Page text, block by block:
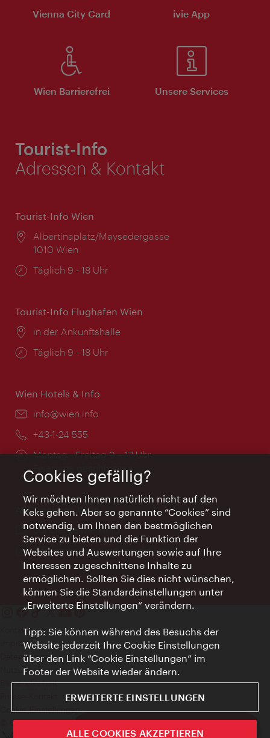
ivie - Die offizielle City Guide App
Vienna City Card ivie App
Wien Barrierefrei Unsere Services
Tourist-Info
Adressen & Kontakt
Tourist-Info Wien
Ort:
Albertinaplatz/Maysedergasse
1010 Wien
Öffnungszeiten:
Täglich 9 - 18 Uhr
Tourist-Info Flughafen Wien
Ort:
in der Ankunftshalle
Öffnungszeiten:
Täglich 9 - 18 Uhr
Wien Hotels & Info
Email:
info@wien.info
Telefon:
+43-1-24 555
Öffnungszeiten:
Montag - Freitag 9 – 17 Uhr
Feiertags geschlossen
AI Concierge Wien
Ort:
concierge.wien.info
Öffnungszeiten:
Informationen rund um die Uhr
Kontakt
Impressum
Datenschutz
Nutzungsbedingungen
Barrierefreiheit
Cookie Einstellungen
© Copyright WienTourismus
Cookies gefällig?
Wir möchten Ihnen natürlich nicht auf den
Keks gehen. Aber so genannte “Cookies” sind
notwendig, um Ihnen den bestmöglichen
Service zu bieten und die Funktion der
Websites und Auswertungen sowie auf Ihre
Interessen zugeschnittene Inhalte zu
ermöglichen. Sollten Sie dies nicht wünschen,
können Sie die Standardeinstellungen unter
„Erweiterte Einstellungen“ verändern.
Tipp: Sie können während des Besuchs der
Website jederzeit Ihre Cookie Einstellungen
über den Link “Cookie Einstellungen” im
Footer der Website wieder ändern.
ERWEITERTE EINSTELLUNGEN
ALLE COOKIES AKZEPTIEREN